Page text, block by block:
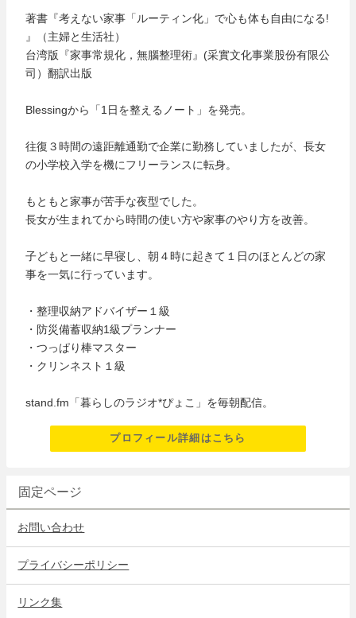
著書『考えない家事「ルーティン化」で心も体も自由になる!
』（主婦と生活社）
台湾版『家事常規化，無腦整理術』(采實文化事業股份有限公
司）翻訳出版
Blessingから「1日を整えるノート」を発売。
往復３時間の遠距離通勤で企業に勤務していましたが、長女
の小学校入学を機にフリーランスに転身。
もともと家事が苦手な夜型でした。
長女が生まれてから時間の使い方や家事のやり方を改善。
子どもと一緒に早寝し、朝４時に起きて１日のほとんどの家
事を一気に行っています。
・整理収納アドバイザー１級
・防災備蓄収納1級プランナー
・つっぱり棒マスター
・クリンネスト１級
stand.fm「暮らしのラジオ*ぴょこ」を毎朝配信。
プロフィール詳細はこちら
固定ページ
お問い合わせ
プライバシーポリシー
リンク集